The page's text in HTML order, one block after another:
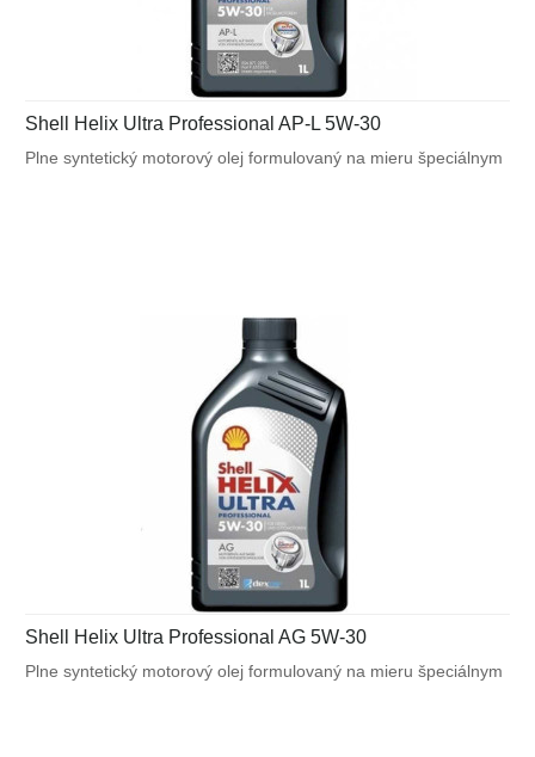
Shell Helix Ultra Professional AP-L 5W-30
Plne syntetický motorový olej formulovaný na mieru špeciálnym
Shell Helix Ultra Professional AG 5W-30
Plne syntetický motorový olej formulovaný na mieru špeciálnym